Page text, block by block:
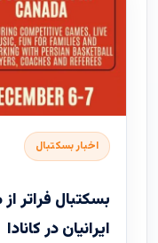
اخبار بسکتبال
ایرانیان در کانادا